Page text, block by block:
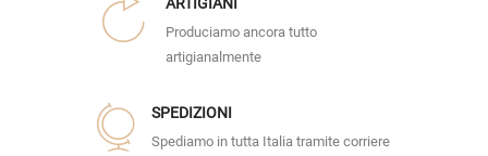
Produciamo ancora tutto
artigianalmente
SPEDIZIONI
Spediamo in tutta Italia tramite corriere